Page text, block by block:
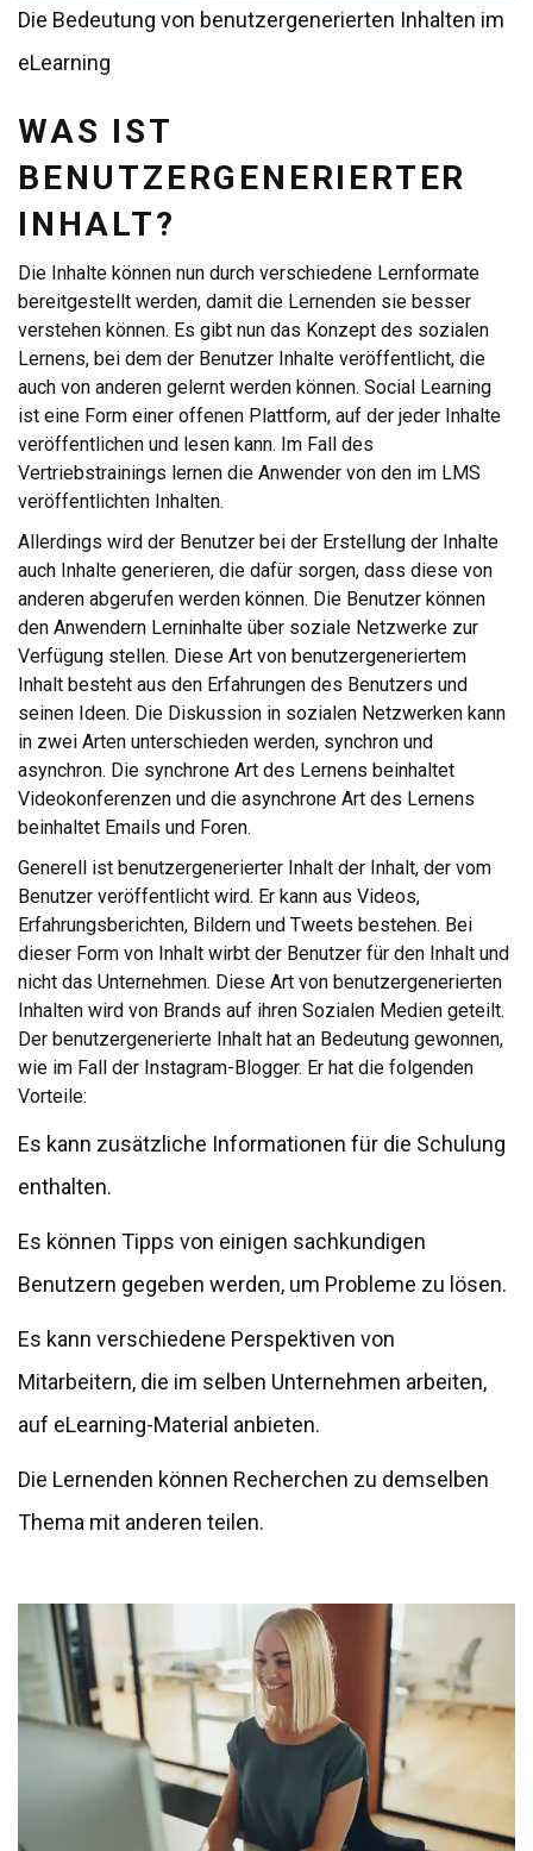
Die Bedeutung von benutzergenerierten Inhalten im
eLearning
WAS IST
BENUTZERGENERIERTER
INHALT?
Die Inhalte können nun durch verschiedene Lernformate
bereitgestellt werden, damit die Lernenden sie besser
verstehen können. Es gibt nun das Konzept des sozialen
Lernens, bei dem der Benutzer Inhalte veröffentlicht, die
auch von anderen gelernt werden können. Social Learning
ist eine Form einer offenen Plattform, auf der jeder Inhalte
veröffentlichen und lesen kann. Im Fall des
Vertriebstrainings lernen die Anwender von den im LMS
veröffentlichten Inhalten.
Allerdings wird der Benutzer bei der Erstellung der Inhalte
auch Inhalte generieren, die dafür sorgen, dass diese von
anderen abgerufen werden können. Die Benutzer können
den Anwendern Lerninhalte über soziale Netzwerke zur
Verfügung stellen. Diese Art von benutzergeneriertem
Inhalt besteht aus den Erfahrungen des Benutzers und
seinen Ideen. Die Diskussion in sozialen Netzwerken kann
in zwei Arten unterschieden werden, synchron und
asynchron. Die synchrone Art des Lernens beinhaltet
Videokonferenzen und die asynchrone Art des Lernens
beinhaltet Emails und Foren.
Generell ist benutzergenerierter Inhalt der Inhalt, der vom
Benutzer veröffentlicht wird. Er kann aus Videos,
Erfahrungsberichten, Bildern und Tweets bestehen. Bei
dieser Form von Inhalt wirbt der Benutzer für den Inhalt und
nicht das Unternehmen. Diese Art von benutzergenerierten
Inhalten wird von Brands auf ihren Sozialen Medien geteilt.
Der benutzergenerierte Inhalt hat an Bedeutung gewonnen,
wie im Fall der Instagram-Blogger. Er hat die folgenden
Vorteile:
Es kann zusätzliche Informationen für die Schulung
enthalten.
Es können Tipps von einigen sachkundigen
Benutzern gegeben werden, um Probleme zu lösen.
Es kann verschiedene Perspektiven von
Mitarbeitern, die im selben Unternehmen arbeiten,
auf eLearning-Material anbieten.
Die Lernenden können Recherchen zu demselben
Thema mit anderen teilen.